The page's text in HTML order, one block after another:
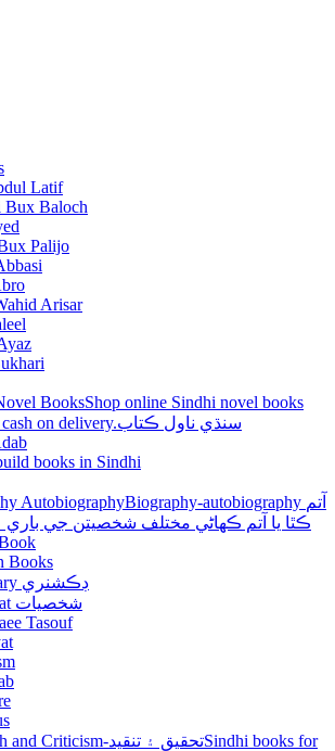
Latif
Bux Baloch
Palijo
Arisar
BooksShop online Sindhi novel books
through cash on delivery.سنڌي ناول ڪتاب
books in Sindhi
AutobiographyBiography-autobiography آتم
ڪٿا يا آتم ڪھاڻي مختلف شخصيتن جي
Books
Dictionary ڊڪشنري
Shakhsiat شخصيات
Tasouf
Research and Criticism-تحقيق ۽ تنقيدSindhi books for